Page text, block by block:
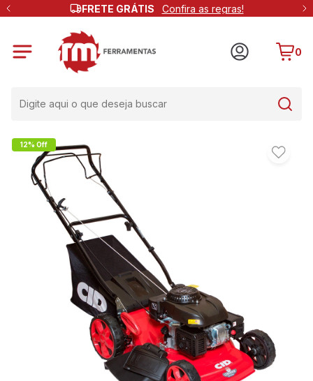
FRETE GRÁTIS Confira as regras!
0
12% Off